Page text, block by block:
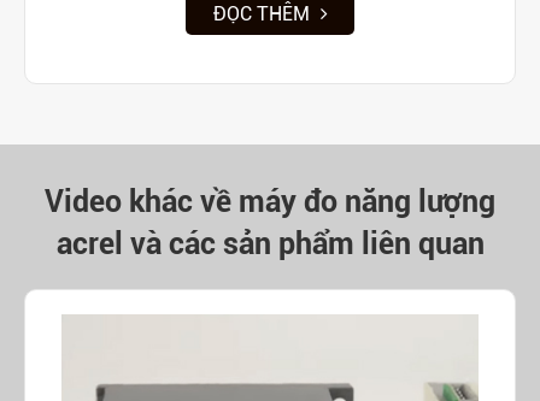
ĐỌC THÊM
Video khác về máy đo năng lượng
acrel và các sản phẩm liên quan